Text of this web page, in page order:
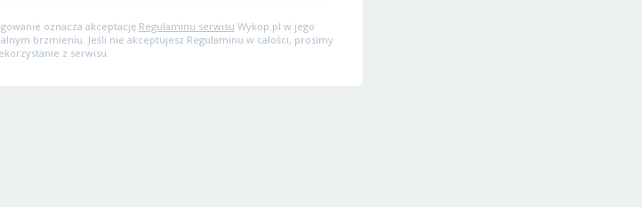
oznacza akceptację Regulaminu serwisu Wykop.pl w jego
brzmieniu. Jeśli nie akceptujesz Regulaminu w całości, prosimy
z serwisu.